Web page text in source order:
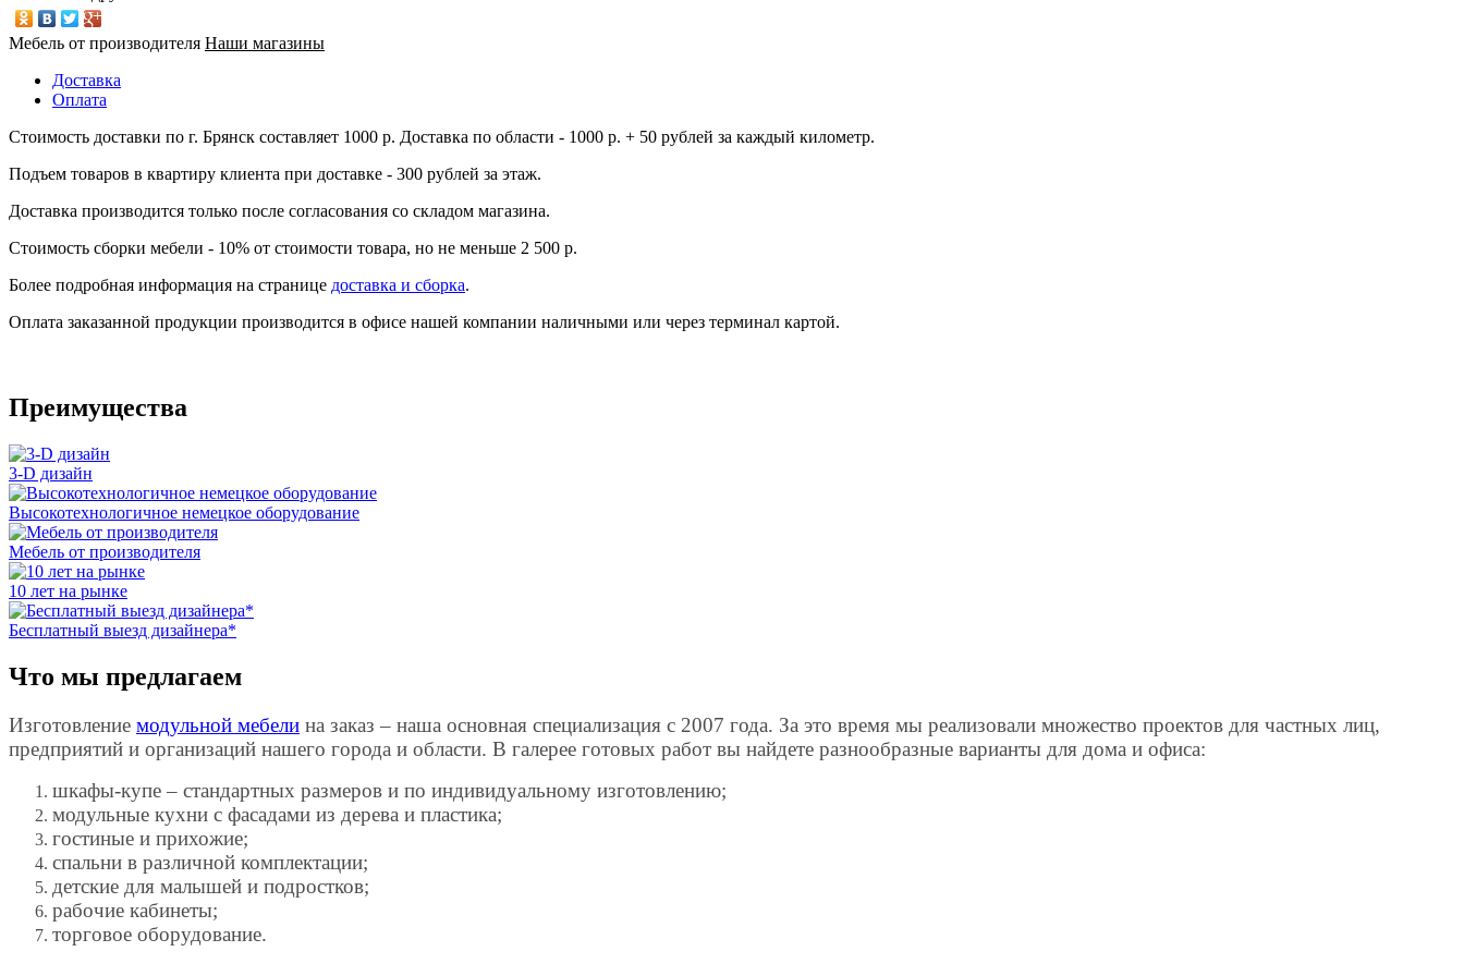
Мебель от производителя Наши магазины
Доставка
Оплата
Стоимость доставки по г. Брянск составляет 1000 р. Доставка по области - 1000 р. + 50 рублей за каждый километр.
Подъем товаров в квартиру клиента при доставке - 300 рублей за этаж.
Доставка производится только после согласования со складом магазина.
Стоимость сборки мебели - 10% от стоимости товара, но не меньше 2 500 р.
Более подробная информация на странице доставка и сборка.
Оплата заказанной продукции производится в офисе нашей компании наличными или через терминал картой.
Преимущества
3-D дизайн
Высокотехнологичное немецкое оборудование
Мебель от производителя
10 лет на рынке
Бесплатный выезд дизайнера*
Что мы предлагаем
Изготовление модульной мебели на заказ – наша основная специализация с 2007 года. За это время мы реализовали множество проектов для частных лиц,
предприятий и организаций нашего города и области. В галерее готовых работ вы найдете разнообразные варианты для дома и офиса:
шкафы-купе – стандартных размеров и по индивидуальному изготовлению;
модульные кухни с фасадами из дерева и пластика;
гостиные и прихожие;
спальни в различной комплектации;
детские для малышей и подростков;
рабочие кабинеты;
торговое оборудование.